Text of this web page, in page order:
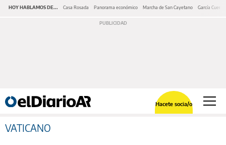
HOY HABLAMOS DE... Casa Rosada Panorama económico Marcha de San Cayetano García Cuerva
Hacete socia/o
VATICANO